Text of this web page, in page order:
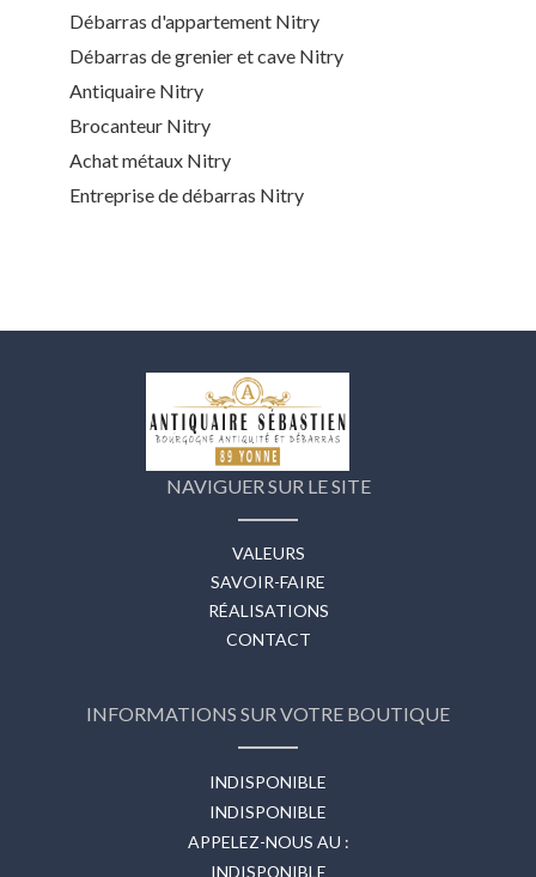
Débarras d'appartement Nitry
Débarras de grenier et cave Nitry
Antiquaire Nitry
Brocanteur Nitry
Achat métaux Nitry
Entreprise de débarras Nitry
NAVIGUER SUR LE SITE
VALEURS
SAVOIR-FAIRE
RÉALISATIONS
CONTACT
INFORMATIONS SUR VOTRE BOUTIQUE
INDISPONIBLE
INDISPONIBLE
APPELEZ-NOUS AU :
INDISPONIBLE